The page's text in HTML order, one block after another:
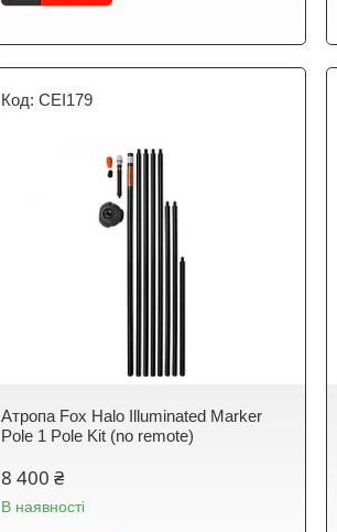
CEI179
Атропа Fox Halo Illuminated Marker
Pole 1 Pole Kit (no remote)
8 400 ₴
В наявності